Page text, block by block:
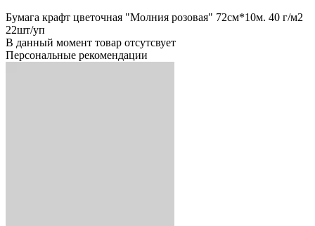
Бумага крафт цветочная "Молния розовая" 72см*10м. 40 г/м2
22шт/уп
В данный момент товар отсутсвует
Персональные рекомендации